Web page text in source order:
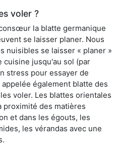
voler ?
la blatte germanique
se laisser planer. Nous
nuisibles se laisser « planer »
cuisine jusqu'au sol (par
stress pour essayer de
également blatte des
voler. Les blattes orientales
proximité des matières
et dans les égouts, les
les vérandas avec une